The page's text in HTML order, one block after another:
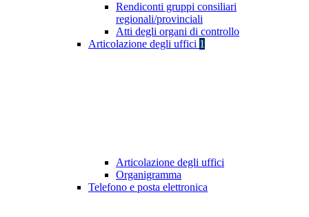
Rendiconti gruppi consiliari
regionali/provinciali
Atti degli organi di controllo
Articolazione degli uffici 1
Articolazione degli uffici
Organigramma
Telefono e posta elettronica